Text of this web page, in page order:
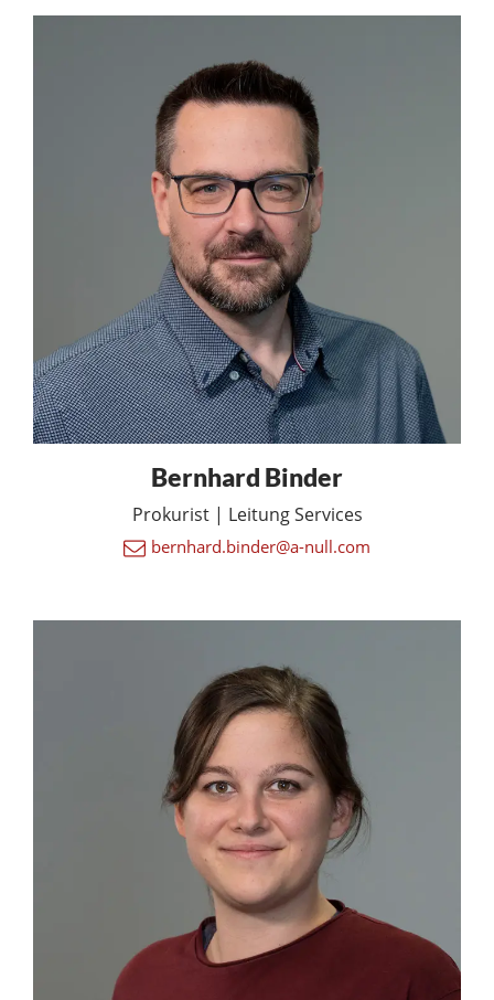
Bernhard Binder
Prokurist | Leitung Services
bernhard.binder@a-null.com